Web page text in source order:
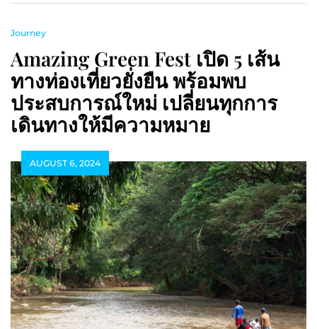
Journey
Amazing Green Fest เปิด 5 เส้น
ทางท่องเที่ยวยั่งยืน พร้อมพบ
ประสบการณ์ใหม่ เปลี่ยนทุกการ
เดินทางให้มีความหมาย
AUGUST 6, 2024